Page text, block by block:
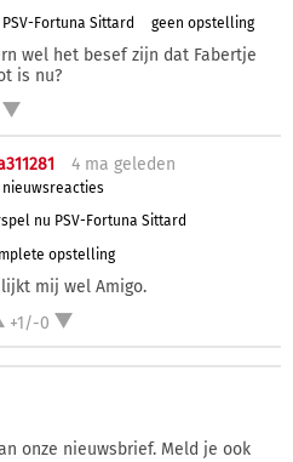
Fortuna Sittard
geen opstelling
wel het besef zijn dat Fabertje
is nu?
4 ma geleden
nieuwsreacties
nu PSV-Fortuna Sittard
opstelling
mij wel Amigo.
+1/-0
onze nieuwsbrief. Meld je ook